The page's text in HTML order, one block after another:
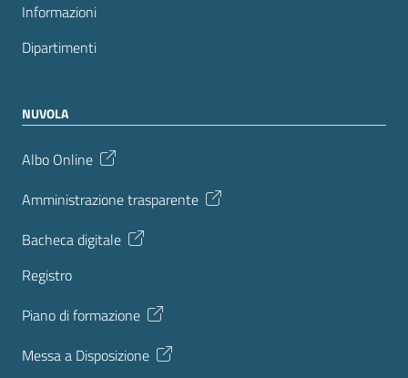
Informazioni
Dipartimenti
NUVOLA
Albo Online
Amministrazione trasparente
Bacheca digitale
Registro
Piano di formazione
Messa a Disposizione